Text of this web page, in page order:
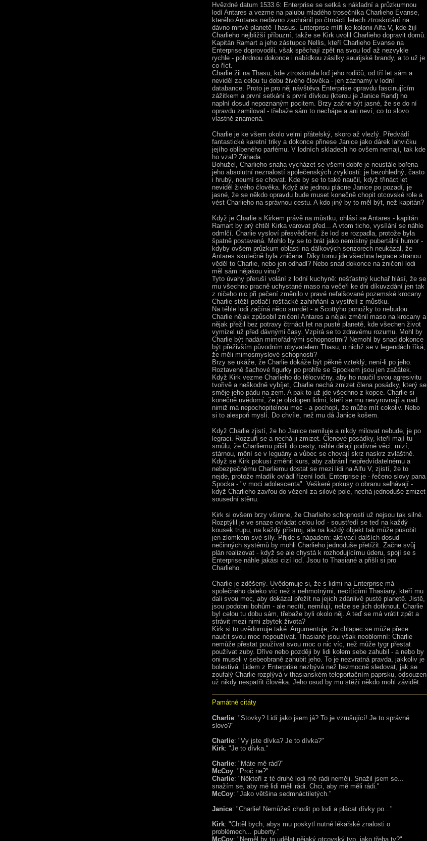
Hvězdné datum 1533.6: Enterprise se setká s nákladní a průzkumnou
lodí Antares a vezme na palubu mladého trosečníka Charlieho Evanse,
kterého Antares nedávno zachránil po čtrnácti letech ztroskotání na
dávno mrtvé planetě Thasus. Enterprise míří ke kolonii Alfa V, kde žijí
Charlieho nejbližší příbuzní, takže se Kirk uvolil Charlieho dopravit domů.
Kapitán Ramart a jeho zástupce Nellis, kteří Charlieho Evanse na
Enterprise doprovodili, však spěchají zpět na svou loď až nezvykle
rychle - pohrdnou dokonce i nabídkou zásilky saurijské brandy, a to už je
co říct.
Charlie žil na Thasu, kde ztroskotala loď jeho rodičů, od tří let sám a
neviděl za celou tu dobu živého člověka - jen záznamy v lodní
databance. Proto je pro něj návštěva Enterprise opravdu fascinujícím
zážitkem a první setkání s první dívkou (kterou je Janice Rand) ho
naplní dosud nepoznaným pocitem. Brzy začne být jasné, že se do ní
opravdu zamiloval - třebaže sám to nechápe a ani neví, co to slovo
vlastně znamená.
Charlie je ke všem okolo velmi přátelský, skoro až vlezlý. Předvádí
fantastické karetní triky a dokonce přinese Janice jako dárek lahvičku
jejího oblíbeného parfému. V lodních skladech ho ovšem nemají, tak kde
ho vzal? Záhada.
Bohužel, Charlieho snaha vycházet se všemi dobře je neustále bořena
jeho absolutní neznalostí společenských zvyklostí: je bezohledný, často
i hrubý, neumí se chovat. Kde by se to také naučil, když třináct let
neviděl živého člověka. Když ale jednou plácne Janice po pozadí, je
jasné, že se někdo opravdu bude muset konečně chopit otcovské role a
vést Charlieho na správnou cestu. A kdo jiný by to měl být, než kapitán?
Když je Charlie s Kirkem právě na můstku, ohlásí se Antares - kapitán
Ramart by prý chtěl Kirka varovat před... A vtom ticho, vysílání se náhle
odmlčí. Charlie vysloví přesvědčení, že loď se rozpadla, protože byla
špatně postavená. Mohlo by se to brát jako nemístný pubertální humor -
kdyby ovšem průzkum oblasti na dálkových senzorech neukázal, že
Antares skutečně byla zničena. Díky tomu jde všechna legrace stranou:
věděl to Charlie, nebo jen odhadl? Nebo snad dokonce na zničení lodi
měl sám nějakou vinu?
Tyto úvahy přeruší volání z lodní kuchyně: nešťastný kuchař hlásí, že se
mu všechno pracně uchystané maso na večeři ke dni díkuvzdání jen tak
z ničeho nic při pečení změnilo v pravé nefalšované pozemské krocany.
Charlie stěží potlačí rošťácké zahihňání a vystřelí z můstku.
Na téhle lodi začíná něco smrdět - a Scottyho ponožky to nebudou.
Charlie nějak způsobil zničení Antares a nějak změnil maso na krocany a
nějak přežil bez potravy čtrnáct let na pusté planetě, kde všechen život
vymizel už před dávnými časy. Vzpírá se to zdravému rozumu. Mohl by
Charlie být nadán mimořádnými schopnostmi? Nemohl by snad dokonce
být přeživším původním obyvatelem Thasu, o nichž se v legendách říká,
že měli mimosmyslové schopnosti?
Brzy se ukáže, že Charlie dokáže být pěkně vzteklý, není-li po jeho.
Roztavené šachové figurky po prohře se Spockem jsou jen začátek.
Když Kirk vezme Charlieho do tělocvičny, aby ho naučil svou agresivitu
tvořivě a neškodně vybíjet, Charlie nechá zmizet člena posádky, který se
směje jeho pádu na zem. A pak to už jde všechno z kopce. Charlie si
konečně uvědomí, že je obklopen lidmi, kteří se mu nevyrovnají a nad
nimiž má nepochopitelnou moc - a pochopí, že může mít cokoliv. Nebo
si to alespoň myslí. Do chvíle, než mu dá Janice košem.
Když Charlie zjistí, že ho Janice nemiluje a nikdy milovat nebude, je po
legraci. Rozzuří se a nechá ji zmizet. Členové posádky, kteří mají tu
smůlu, že Charliemu přišli do cesty, náhle dělají podivné věci: mizí,
stárnou, mění se v leguány a vůbec se chovají skrz naskrz zvláštně.
Když se Kirk pokusí změnit kurs, aby zabránil nepředvídatelnému a
nebezpečnému Charliemu dostat se mezi lidi na Alfu V, zjistí, že to
nejde, protože mladík ovládl řízení lodi. Enterprise je - řečeno slovy pana
Spocka - "v moci adolescenta". Veškeré pokusy o obranu selhávají -
když Charlieho zavřou do vězení za silové pole, nechá jednoduše zmizet
sousední stěnu.
Kirk si ovšem brzy všimne, že Charlieho schopnosti už nejsou tak silné.
Rozptýlil je ve snaze ovládat celou loď - soustředí se teď na každý
kousek trupu, na každý přístroj, ale na každý objekt tak může působit
jen zlomkem své síly. Přijde s nápadem: aktivací dalších dosud
nečinných systémů by mohli Charlieho jednoduše přetížit. Začne svůj
plán realizovat - když se ale chystá k rozhodujícímu úderu, spojí se s
Enterprise náhle jakási cizí loď. Jsou to Thasiané a přišli si pro
Charlieho.
Charlie je zděšený. Uvědomuje si, že s lidmi na Enterprise má
společného daleko víc než s nehmotnými, necítícími Thasiany, kteří mu
dali svou moc, aby dokázal přežít na jejich zdánlivě pusté planetě. Jistě,
jsou podobni bohům - ale necítí, nemilují, nelze se jich dotknout. Charlie
byl celou tu dobu sám, třebaže byli okolo něj. A teď se má vrátit zpět a
strávit mezi nimi zbytek života?
Kirk si to uvědomuje také. Argumentuje, že chlapec se může přece
naučit svou moc nepoužívat. Thasiané jsou však neoblomní: Charlie
nemůže přestat používat svou moc o nic víc, než může tygr přestat
používat zuby. Dříve nebo později by lidi kolem sebe zahubil - a nebo by
oni museli v sebeobraně zahubit jeho. To je nezvratná pravda, jakkoliv je
bolestivá. Lidem z Enterprise nezbývá než bezmocně sledovat, jak se
zoufalý Charlie rozplývá v thasianském teleportačním paprsku, odsouzen
už nikdy nespatřit člověka. Jeho osud by mu stěží někdo mohl závidět.
Památné citáty
Charlie: "Stovky? Lidí jako jsem já? To je vzrušující! Je to správné
slovo?"
Charlie: "Vy jste dívka? Je to dívka?"
Kirk: "Je to dívka."
Charlie: "Máte mě rád?"
McCoy: "Proč ne?"
Charlie: "Někteří z té druhé lodi mě rádi neměli. Snažil jsem se...
snažím se, aby mě lidi měli rádi. Chci, aby mě měli rádi."
McCoy: "Jako většina sedmnáctiletých."
Janice: "Charlie! Nemůžeš chodit po lodi a plácat dívky po..."
Kirk: "Chtěl bych, abys mu poskytl nutné lékařské znalosti o
problémech... puberty."
McCoy: "Neměl by to udělat nějaký otcovský typ, jako třeba ty?"